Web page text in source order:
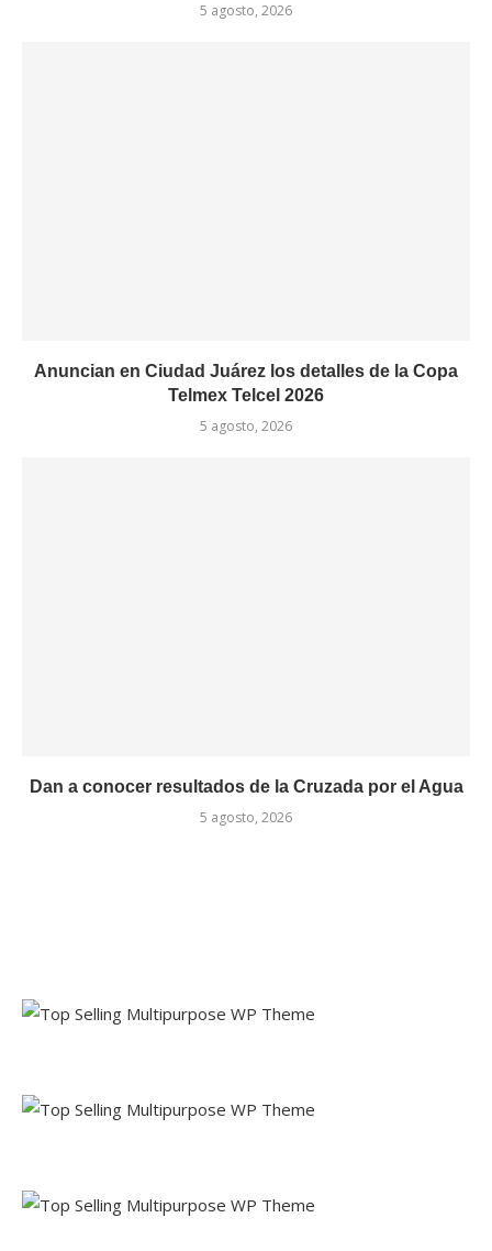
5 agosto, 2026
Anuncian en Ciudad Juárez los detalles de la Copa
Telmex Telcel 2026
5 agosto, 2026
Dan a conocer resultados de la Cruzada por el Agua
5 agosto, 2026